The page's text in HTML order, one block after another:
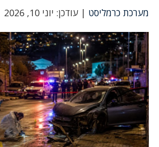
מערכת כרמליסט | עודכן: יוני 10, 2026